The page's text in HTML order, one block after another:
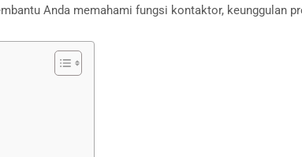
Anda memahami fungsi kontaktor, keunggulan